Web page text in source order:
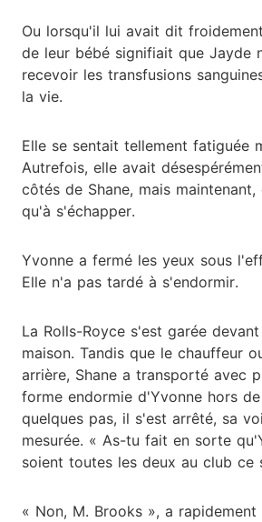
Ou lorsqu'il lui avait dit
de leur bébé signifiait que Jayde
recevoir les transfusions
la vie.
Elle se sentait tellement fatiguée
Autrefois, elle avait
côtés de Shane, mais
qu'à s'échapper.
Yvonne a fermé les yeux sous
Elle n'a pas tardé à s'endormir.
La Rolls-Royce s'est garée
maison. Tandis que le chauffeur
arrière, Shane a transporté avec
forme endormie d'Yvonne hors
quelques pas, il s'est arrêté, sa
mesurée. « As-tu fait en sorte
soient toutes les deux au club ce
« Non, M. Brooks », a